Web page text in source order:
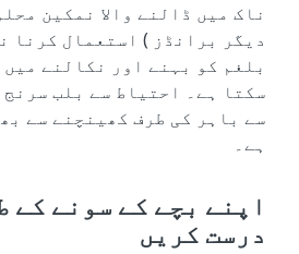
ناک میں ڈالنے والا نمکین
دیگر برانڈز ) استعمال کرنا
بلغم کو بہنے اور نکالنے
سکتا ہے۔ احتیاط سے بلب
سے باہر کی طرف کھینچنے سے
ہے۔
اپنے بچے کے سونے کے
درست کریں